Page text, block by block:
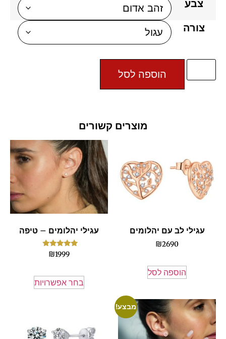
צבע
צורה
הוספה לסל
מוצרים קשורים
עגילי לב עם יהלומים
₪2690
הוספה לסל
עגילי יהלומים – טיפה
דורג
5.00
₪1999
בחר אפשרויות
מבצע!